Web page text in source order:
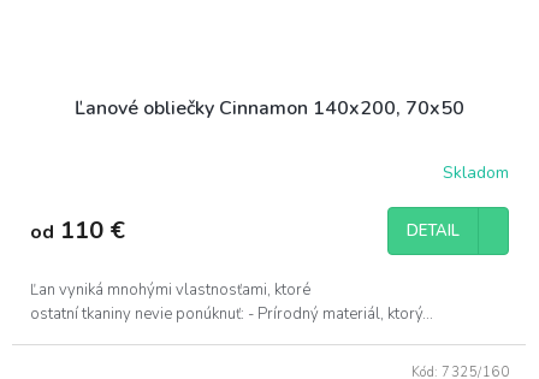
Ľanové obliečky Cinnamon 140x200, 70x50
Skladom
od 110 € DETAIL
Ľan vyniká mnohými vlastnosťami, ktoré
ostatní tkaniny nevie ponúknuť: - Prírodný materiál, ktorý...
Kód: 7325/160